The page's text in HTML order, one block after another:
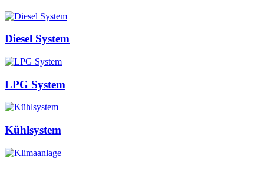
Diesel System
LPG System
Kühlsystem